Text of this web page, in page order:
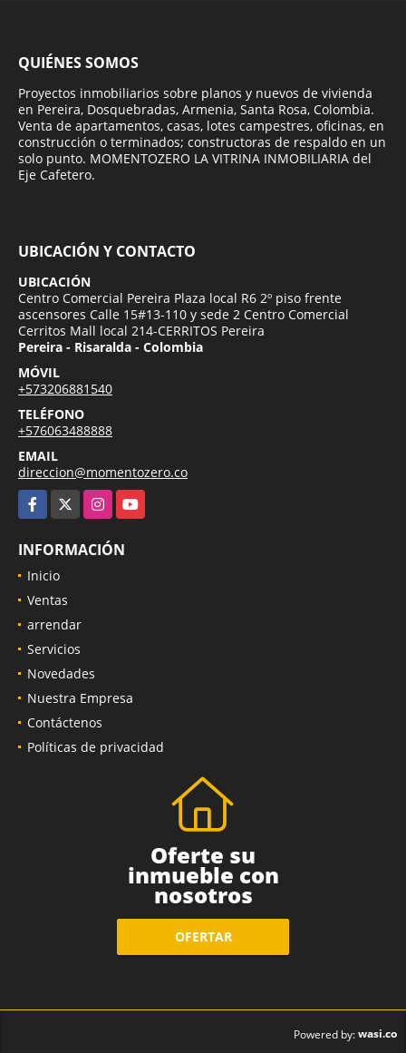
QUIÉNES SOMOS
Proyectos inmobiliarios sobre planos y nuevos de vivienda
en Pereira, Dosquebradas, Armenia, Santa Rosa, Colombia.
Venta de apartamentos, casas, lotes campestres, oficinas, en
construcción o terminados; constructoras de respaldo en un
solo punto. MOMENTOZERO LA VITRINA INMOBILIARIA del
Eje Cafetero.
UBICACIÓN Y CONTACTO
UBICACIÓN
Centro Comercial Pereira Plaza local R6 2º piso frente
ascensores Calle 15#13-110 y sede 2 Centro Comercial
Cerritos Mall local 214-CERRITOS Pereira
Pereira - Risaralda - Colombia
MÓVIL
+573206881540
TELÉFONO
+576063488888
EMAIL
direccion@momentozero.co
Facebook
InstagramYouTube
INFORMACIÓN
Inicio
Ventas
arrendar
Servicios
Novedades
Nuestra Empresa
Contáctenos
Políticas de privacidad
Oferte su
inmueble con
nosotros
OFERTAR
Powered by:wasi.co